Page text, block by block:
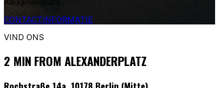
CONTACTINFORMATIE
VIND ONS
2 MIN FROM ALEXANDERPLATZ